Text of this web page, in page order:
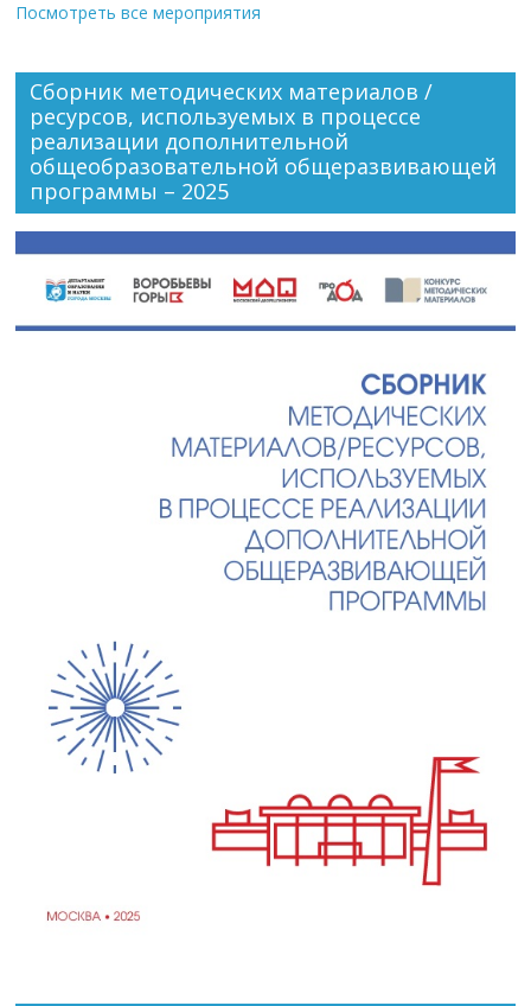
Посмотреть все мероприятия
Сборник методических материалов /
ресурсов, используемых в процессе
реализации дополнительной
общеобразовательной общеразвивающей
программы – 2025